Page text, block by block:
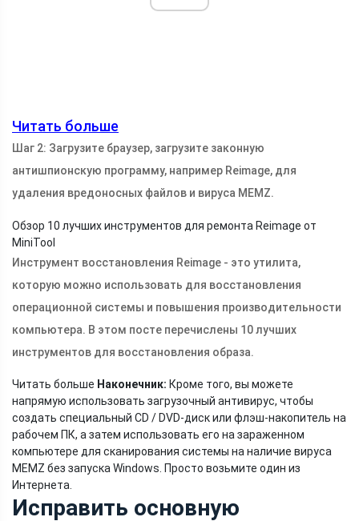
Читать больше
Шаг 2: Загрузите браузер, загрузите законную
антишпионскую программу, например Reimage, для
удаления вредоносных файлов и вируса MEMZ.
Обзор 10 лучших инструментов для ремонта Reimage от
MiniTool
Инструмент восстановления Reimage - это утилита,
которую можно использовать для восстановления
операционной системы и повышения производительности
компьютера. В этом посте перечислены 10 лучших
инструментов для восстановления образа.
Читать больше Наконечник: Кроме того, вы можете
напрямую использовать загрузочный антивирус, чтобы
создать специальный CD / DVD-диск или флэш-накопитель на
рабочем ПК, а затем использовать его на зараженном
компьютере для сканирования системы на наличие вируса
MEMZ без запуска Windows. Просто возьмите один из
Интернета.
Исправить основную